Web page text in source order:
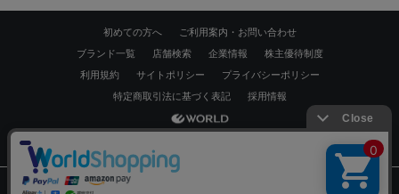
初めての方へ
ご利用案内・お問い合わせ
ブランド一覧
店舗検索 企業情報
株主優待制度
利用規約
サイトポリシー
プライバシーポリシー
特定商取引法に基づく表記
採用情報